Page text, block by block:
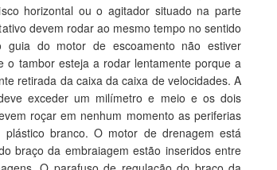
horizontal ou o agitador situado na parte
devem rodar ao mesmo tempo no sentido
do motor de escoamento não estiver
o tambor esteja a rodar lentamente porque a
retirada da caixa da caixa de velocidades. A
exceder um milímetro e meio e os dois
roçar em nenhum momento as periferias
branco. O motor de drenagem está
braço da embraiagem estão inseridos entre